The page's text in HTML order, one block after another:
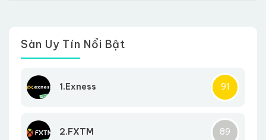
Sàn Uy Tín Nổi Bật
1.Exness 91
2.FXTM 89